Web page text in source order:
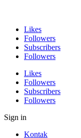
Likes
Followers
Subscribers
Followers
Likes
Followers
Subscribers
Followers
Sign in
Kontak